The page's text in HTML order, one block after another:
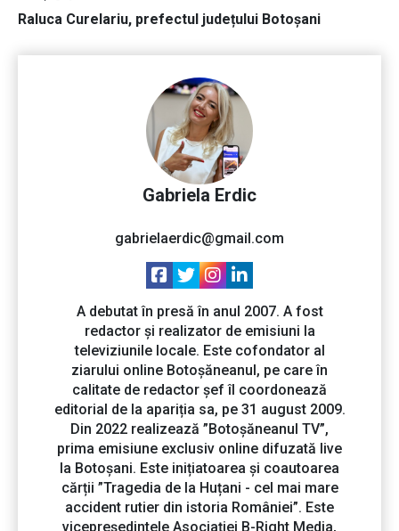
Raluca Curelariu, prefectul județului Botoșani
Gabriela Erdic
gabrielaerdic@gmail.com
A debutat în presă în anul 2007. A fost
redactor și realizator de emisiuni la
televiziunile locale. Este cofondator al
ziarului online Botoșăneanul, pe care în
calitate de redactor șef îl coordonează
editorial de la apariția sa, pe 31 august 2009.
Din 2022 realizează ”Botoșăneanul TV”,
prima emisiune exclusiv online difuzată live
la Botoșani. Este inițiatoarea și coautoarea
cărții ”Tragedia de la Huțani - cel mai mare
accident rutier din istoria României”. Este
vicepreședintele Asociației B-Right Media,